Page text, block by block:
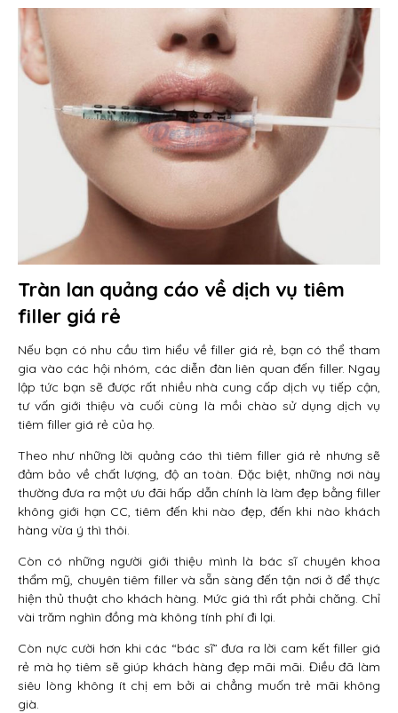
Tràn lan quảng cáo về dịch vụ tiêm
filler giá rẻ
Nếu bạn có nhu cầu tìm hiểu về filler giá rẻ, bạn có thể tham
gia vào các hội nhóm, các diễn đàn liên quan đến filler. Ngay
lập tức bạn sẽ được rất nhiều nhà cung cấp dịch vụ tiếp cận,
tư vấn giới thiệu và cuối cùng là mồi chào sử dụng dịch vụ
tiêm filler giá rẻ của họ.
Theo như những lời quảng cáo thì tiêm filler giá rẻ nhưng sẽ
đảm bảo về chất lượng, độ an toàn. Đặc biệt, những nơi này
thường đưa ra một ưu đãi hấp dẫn chính là làm đẹp bằng filler
không giới hạn CC, tiêm đến khi nào đẹp, đến khi nào khách
hàng vừa ý thì thôi.
Còn có những người giới thiệu mình là bác sĩ chuyên khoa
thẩm mỹ, chuyên tiêm filler và sẵn sàng đến tận nơi ở để thực
hiện thủ thuật cho khách hàng. Mức giá thì rất phải chăng. Chỉ
vài trăm nghìn đồng mà không tính phí đi lại.
Còn nực cười hơn khi các “bác sĩ” đưa ra lời cam kết filler giá
rẻ mà họ tiêm sẽ giúp khách hàng đẹp mãi mãi. Điều đã làm
siêu lòng không ít chị em bởi ai chẳng muốn trẻ mãi không
già.